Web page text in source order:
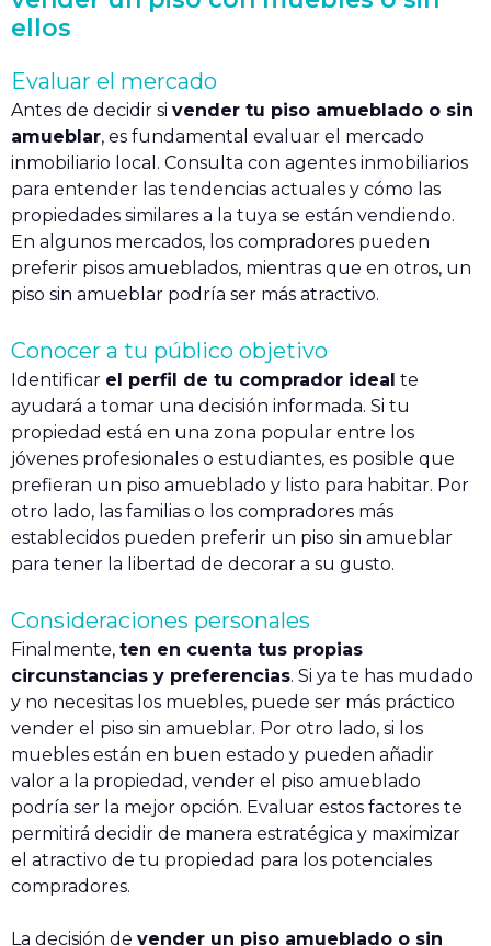
ellos
Evaluar el mercado
Antes de decidir si vender tu piso amueblado o sin
amueblar, es fundamental evaluar el mercado
inmobiliario local. Consulta con agentes inmobiliarios
para entender las tendencias actuales y cómo las
propiedades similares a la tuya se están vendiendo.
En algunos mercados, los compradores pueden
preferir pisos amueblados, mientras que en otros, un
piso sin amueblar podría ser más atractivo.
Conocer a tu público objetivo
Identificar el perfil de tu comprador ideal te
ayudará a tomar una decisión informada. Si tu
propiedad está en una zona popular entre los
jóvenes profesionales o estudiantes, es posible que
prefieran un piso amueblado y listo para habitar. Por
otro lado, las familias o los compradores más
establecidos pueden preferir un piso sin amueblar
para tener la libertad de decorar a su gusto.
Consideraciones personales
Finalmente, ten en cuenta tus propias
circunstancias y preferencias. Si ya te has mudado
y no necesitas los muebles, puede ser más práctico
vender el piso sin amueblar. Por otro lado, si los
muebles están en buen estado y pueden añadir
valor a la propiedad, vender el piso amueblado
podría ser la mejor opción. Evaluar estos factores te
permitirá decidir de manera estratégica y maximizar
el atractivo de tu propiedad para los potenciales
compradores.
La decisión de vender un piso amueblado o sin